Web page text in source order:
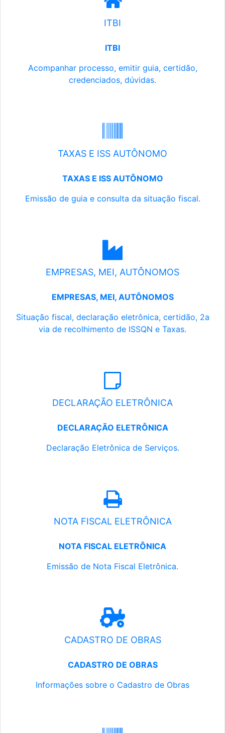
ITBI
ITBI
Acompanhar processo, emitir guia, certidão,
credenciados, dúvidas.
TAXAS E ISS AUTÔNOMO
TAXAS E ISS AUTÔNOMO
Emissão de guia e consulta da situação fiscal.
EMPRESAS, MEI, AUTÔNOMOS
EMPRESAS, MEI, AUTÔNOMOS
Situação fiscal, declaração eletrônica, certidão, 2a
via de recolhimento de ISSQN e Taxas.
DECLARAÇÃO ELETRÔNICA
DECLARAÇÃO ELETRÔNICA
Declaração Eletrônica de Serviços.
NOTA FISCAL ELETRÔNICA
NOTA FISCAL ELETRÔNICA
Emissão de Nota Fiscal Eletrônica.
CADASTRO DE OBRAS
CADASTRO DE OBRAS
Informações sobre o Cadastro de Obras